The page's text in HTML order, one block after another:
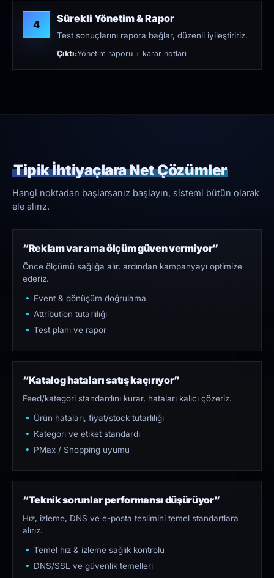
4 Sürekli Yönetim & Rapor
Test sonuçlarını rapora bağlar, düzenli iyileştiririz.
Çıktı:Yönetim raporu + karar notları
Tipik İhtiyaçlara Net Çözümler
Hangi noktadan başlarsanız başlayın, sistemi bütün olarak
ele alırız.
“Reklam var ama ölçüm güven vermiyor”
Önce ölçümü sağlığa alır, ardından kampanyayı optimize
ederiz.
Event & dönüşüm doğrulama
Attribution tutarlılığı
Test planı ve rapor
“Katalog hataları satış kaçırıyor”
Feed/kategori standardını kurar, hataları kalıcı çözeriz.
Ürün hataları, fiyat/stock tutarlılığı
Kategori ve etiket standardı
PMax / Shopping uyumu
“Teknik sorunlar performansı düşürüyor”
Hız, izleme, DNS ve e-posta teslimini temel standartlara
alırız.
Temel hız & izleme sağlık kontrolü
DNS/SSL ve güvenlik temelleri